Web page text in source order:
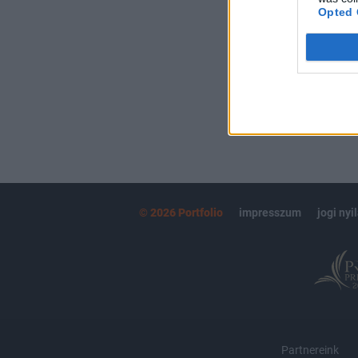
Opted
kötéslistái
MÁR
© 2026 Portfolio impresszum jogi
Partnereink